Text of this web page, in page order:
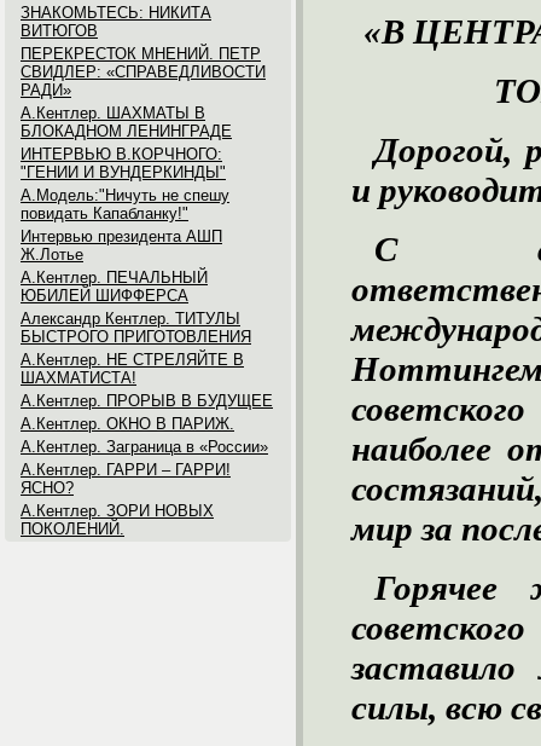
ЗНАКОМЬТЕСЬ: НИКИТА
ВИТЮГОВ
ПЕРЕКРЕСТОК МНЕНИЙ. ПЕТР
СВИДЛЕР: «СПРАВЕДЛИВОСТИ
РАДИ»
А.Кентлер. ШАХМАТЫ В
БЛОКАДНОМ ЛЕНИНГРАДЕ
ИНТЕРВЬЮ В.КОРЧНОГО:
"ГЕНИИ И ВУНДЕРКИНДЫ"
А.Модель:"Ничуть не спешу
повидать Капабланку!"
Интервью президента АШП
Ж.Лотье
А.Кентлер. ПЕЧАЛЬНЫЙ
ЮБИЛЕЙ ШИФФЕРСА
Александр Кентлер. ТИТУЛЫ
БЫСТРОГО ПРИГОТОВЛЕНИЯ
А.Кентлер. НЕ СТРЕЛЯЙТЕ В
ШАХМАТИСТА!
А.Кентлер. ПРОРЫВ В БУДУЩЕЕ
А.Кентлер. ОКНО В ПАРИЖ.
А.Кентлер. Заграница в «России»
А.Кентлер. ГАРРИ – ГАРРИ!
ЯСНО?
А.Кентлер. ЗОРИ НОВЫХ
ПОКОЛЕНИЙ.
«В
Дорогой,
и
С
наиболее
мир за
Горячее
силы, всю